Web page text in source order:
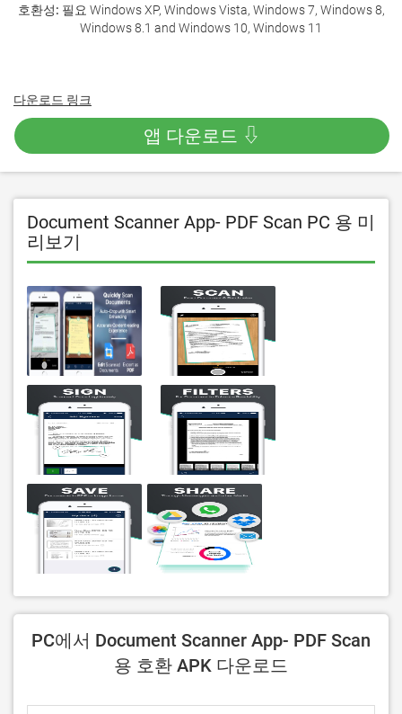
호환성: 필요 Windows XP, Windows Vista, Windows 7, Windows 8,
Windows 8.1 and Windows 10, Windows 11
다운로드 링크
앱 다운로드 ⇩
Document Scanner App- PDF Scan PC 용 미
리보기
PC에서 Document Scanner App- PDF Scan
용 호환 APK 다운로드